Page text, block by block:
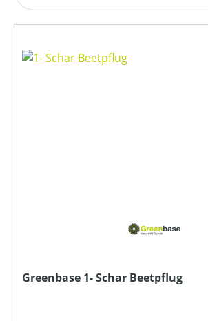
Greenbase 1- Schar Beetpflug